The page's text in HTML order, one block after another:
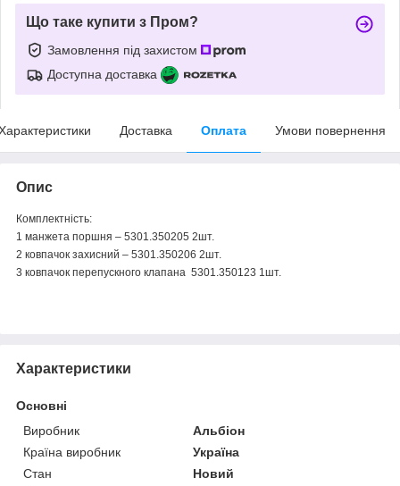
Що таке купити з Пром?
Замовлення під захистом
Доступна доставка
Доставка Оплата Умови повернення
Опис
Комплектність:
1 манжета поршня – 5301.350205 2шт.
2 ковпачок захисний – 5301.350206 2шт.
3 ковпачок перепускного клапана 5301.350123 1шт.
Характеристики
Основні
Виробник
Альбіон
Країна виробник
Україна
Стан
Новий